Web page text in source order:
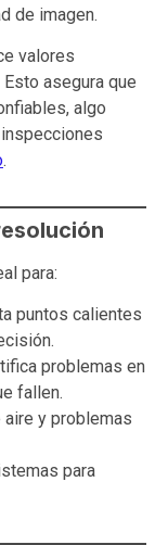
de imagen.
valores
asegura que
algo
.
para:
puntos calientes
problemas en
fallen.
y problemas
para